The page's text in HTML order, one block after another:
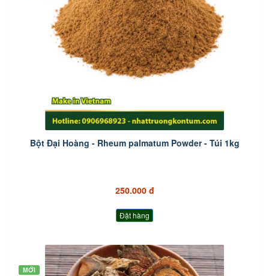
Bột Đại Hoàng - Rheum palmatum Powder - Túi 1kg
250.000 đ
Đặt hàng
MỚI